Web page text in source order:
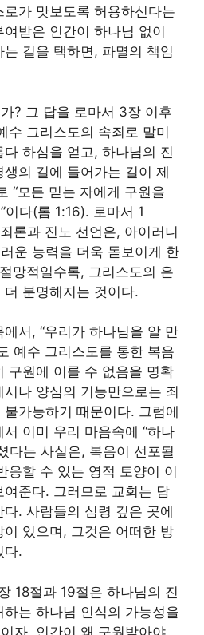
가 맛보도록 허용하신다는
받은 인간이 하나님 없이
길을 택하면, 파멸의 책임
? 그 답을 로마서 3장 이후
수 그리스도의 속죄로 말미
하심을 얻고, 하나님의 진
의 길에 들어가는 길이 제
“모든 믿는 자에게 구원을
이다(롬 1:16). 로마서 1
론과 진노 선언은, 아이러니
운 능력을 더욱 돋보이게 한
망적일수록, 그리스도의 은
분명해지는 것이다.
서, “우리가 하나님을 알 만
예수 그리스도를 통한 복음
구원에 이를 수 없음을 명확
나 양심의 기능만으로는 죄
가능하기 때문이다. 그럼에
이미 우리 마음속에 “하나
다는 사실은, 복음이 선포될
응할 수 있는 영적 토양이 이
준다. 그러므로 교회는 담
. 사람들의 심령 깊은 곳에
있으며, 그것은 어떠한 방
다.
18절과 19절은 하나님의 진
하는 하나님 인식의 가능성을
자, 인간이 왜 구원받아야